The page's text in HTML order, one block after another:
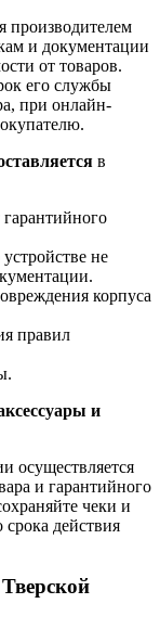
производителем
и документации
от товаров.
его службы
при онлайн-
в
гарантийного
не
корпуса
правил
и
осуществляется
и гарантийного
чеки и
действия